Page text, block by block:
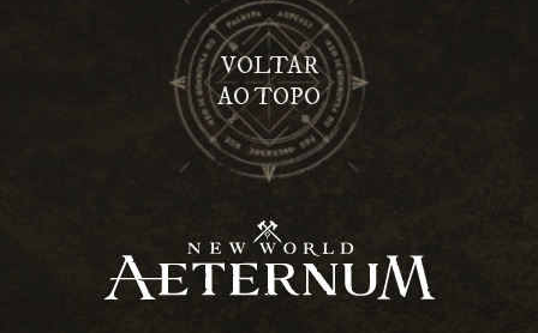
VOLTAR
AO TOPO